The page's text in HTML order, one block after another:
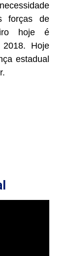
forças de
hoje é
2018. Hoje
estadual